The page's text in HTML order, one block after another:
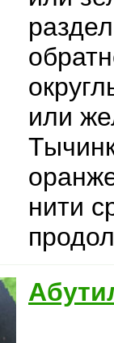
или
нити